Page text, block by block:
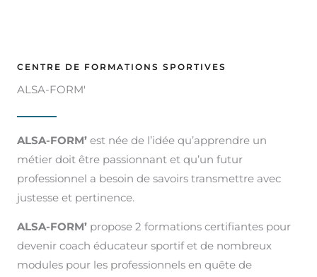
CENTRE DE FORMATIONS SPORTIVES
ALSA-FORM'
ALSA-FORM’ est née de l’idée qu’apprendre un
métier doit être passionnant et qu’un futur
professionnel a besoin de savoirs transmettre avec
justesse et pertinence.
ALSA-FORM’ propose 2 formations certifiantes pour
devenir coach éducateur sportif et de nombreux
modules pour les professionnels en quête de